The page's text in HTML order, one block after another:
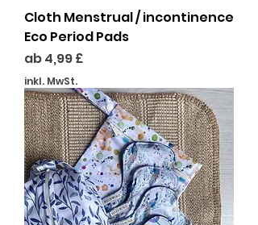
Cloth Menstrual / incontinence
Eco Period Pads
ab4,99 £
Sale-Preis
inkl. MwSt.